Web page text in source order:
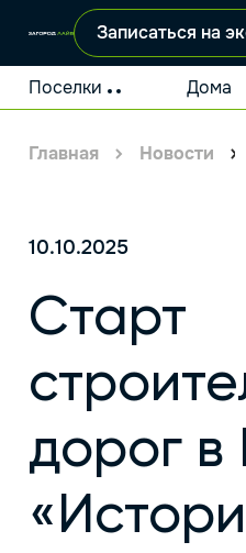
Записаться на
Поселки Дома
Главная Новости
10.10.2025
Старт
дорог в